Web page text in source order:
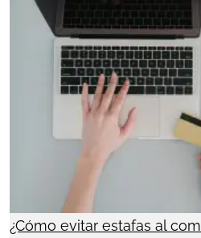
¿Cómo evitar estafas al